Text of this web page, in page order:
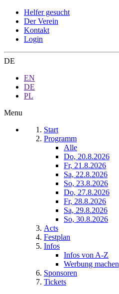
Helfer gesucht
Der Verein
Kontakt
Login
DE
EN
DE
PL
Menu
Start
Programm
Alle
Do, 20.8.2026
Fr, 21.8.2026
Sa, 22.8.2026
So, 23.8.2026
Do, 27.8.2026
Fr, 28.8.2026
Sa, 29.8.2026
So, 30.8.2026
Acts
Festplan
Infos
Infos von A-Z
Werbung machen
Sponsoren
Tickets